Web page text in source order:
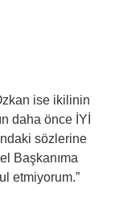
ise ikilinin
daha önce İYİ
sözlerine
Başkanıma
etmiyorum.”